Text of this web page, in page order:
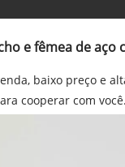
e fêmea de aço
baixo preço e
cooperar com você.